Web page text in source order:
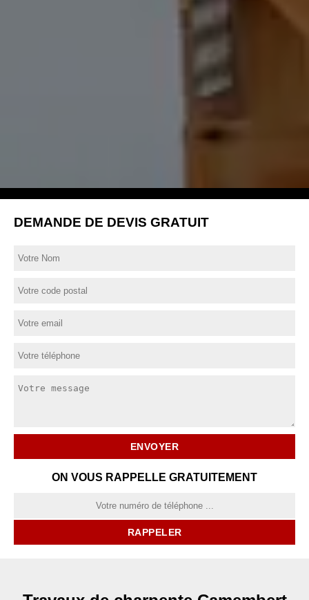
DEMANDE DE DEVIS GRATUIT
ON VOUS RAPPELLE GRATUITEMENT